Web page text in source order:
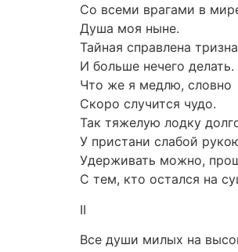
Со всеми врагами в
Душа моя ныне.
Тайная справлена тризна
И больше нечего делать.
Что же я медлю, словно
Скоро случится чудо.
Так тяжелую лодку
У пристани слабой
Удерживать можно,
С тем, кто остался на
II
Все души милых на